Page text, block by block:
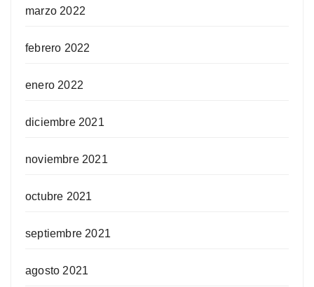
marzo 2022
febrero 2022
enero 2022
diciembre 2021
noviembre 2021
octubre 2021
septiembre 2021
agosto 2021